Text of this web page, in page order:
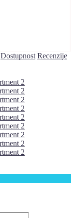
Dostupnost Recenzije